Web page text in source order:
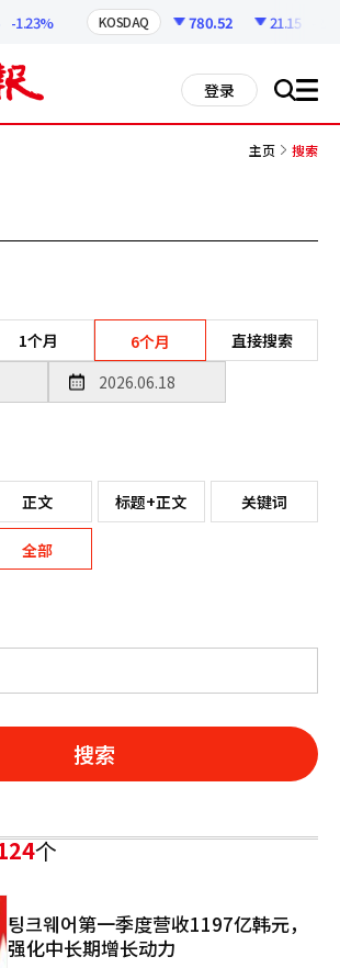
-1.23% KOSDAQ 780.52 21.15
登录 搜 all
主页 搜索
1个月 6个月 直接搜索
正文 标题+正文 关键词
全部
搜索
个
팅크웨어第一季度营收1197亿韩元，
强化中长期增长动力